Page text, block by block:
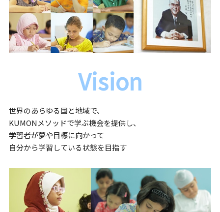
Vision
世界のあらゆる国と地域で、
KUMONメソッドで学ぶ機会を提供し、
学習者が夢や目標に向かって
自分から学習している状態を目指す